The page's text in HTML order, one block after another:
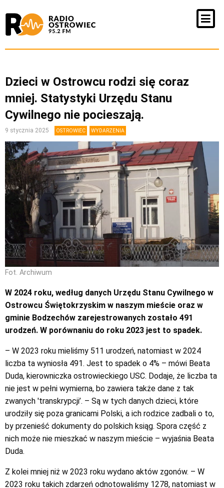
Dzieci w Ostrowcu rodzi się coraz
mniej. Statystyki Urzędu Stanu
Cywilnego nie pocieszają.
9 stycznia 2025 OSTROWIEC WYDARZENIA
Fot. Archiwum
W 2024 roku, według danych Urzędu Stanu Cywilnego w
Ostrowcu Świętokrzyskim w naszym mieście oraz w
gminie Bodzechów zarejestrowanych zostało 491
urodzeń. W porównaniu do roku 2023 jest to spadek.
– W 2023 roku mieliśmy 511 urodzeń, natomiast w 2024
liczba ta wyniosła 491. Jest to spadek o 4% – mówi Beata
Duda, kierowniczka ostrowieckiego USC. Dodaje, że liczba ta
nie jest w pełni wymierna, bo zawiera także dane z tak
zwanych 'transkrypcji’. – Są w tych danych dzieci, które
urodziły się poza granicami Polski, a ich rodzice zadbali o to,
by przenieść dokumenty do polskich ksiąg. Spora część z
nich może nie mieszkać w naszym mieście – wyjaśnia Beata
Duda.
Z kolei mniej niż w 2023 roku wydano aktów zgonów. – W
2023 roku takich zdarzeń odnotowaliśmy 1278, natomiast w